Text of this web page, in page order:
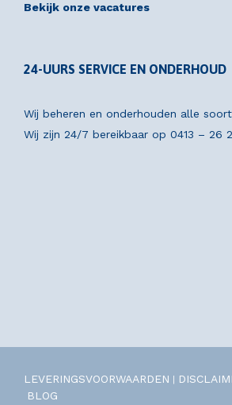
Bekijk onze vacatures
24-UURS SERVICE EN ONDERHOUD
Wij beheren en onderhouden alle
Wij zijn 24/7 bereikbaar op 0413 – 26
LEVERINGSVOORWAARDEN
BLOG